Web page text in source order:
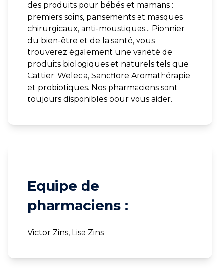
des produits pour bébés et mamans :
premiers soins, pansements et masques
chirurgicaux, anti-moustiques... Pionnier
du bien-être et de la santé, vous
trouverez également une variété de
produits biologiques et naturels tels que
Cattier, Weleda, Sanoflore Aromathérapie
et probiotiques. Nos pharmaciens sont
toujours disponibles pour vous aider.
Equipe de
pharmaciens :
Victor Zins, Lise Zins